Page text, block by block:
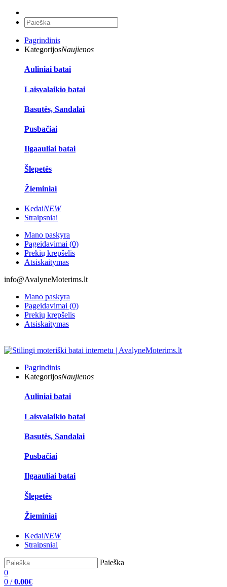
Pagrindinis
KategorijosNaujienos
Auliniai batai
Laisvalaikio batai
Basutės, Sandalai
Pusbačiai
Ilgaauliai batai
Šlepetės
Žieminiai
KedaiNEW
Straipsniai
Mano paskyra
Pageidavimai (0)
Prekių krepšelis
Atsiskaitymas
info@AvalyneMoterims.lt
Mano paskyra
Pageidavimai (0)
Prekių krepšelis
Atsiskaitymas
Pagrindinis
KategorijosNaujienos
Auliniai batai
Laisvalaikio batai
Basutės, Sandalai
Pusbačiai
Ilgaauliai batai
Šlepetės
Žieminiai
KedaiNEW
Straipsniai
Paieška
0
0 / 0.00€